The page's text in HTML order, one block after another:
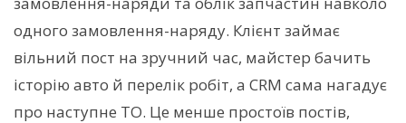
одного замовлення-наряду. Клієнт займає
вільний пост на зручний час, майстер бачить
історію авто й перелік робіт, а CRM сама нагадує
про наступне ТО. Це менше простоїв постів,